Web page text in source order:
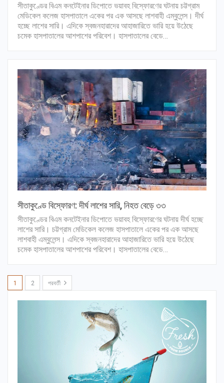
সীতাকুণ্ডের বিএম কনটেইনার ডিপোতে ভয়াবহ বিস্ফোরণের ঘটনায় চট্টগ্রাম
মেডিকেল কলেজ হাসপাতালে একের পর এক আসছে লাশবাহী এম্বুলেন্স। দীর্ঘ
হচ্ছে লাশের সারি। এদিকে স্বজনহারাদের আহাজারিতে ভারি হয়ে উঠেছে
চমেক হাসপাতালের আশপাশের পরিবেশ। হাসপাতালের বেডে…
সীতাকুণ্ডে বিস্ফোরণ: দীর্ঘ লাশের সারি, নিহত বেড়ে ৩৩
সীতাকুণ্ডের বিএম কনটেইনার ডিপোতে ভয়াবহ বিস্ফোরণের ঘটনায় দীর্ঘ হচ্ছে
লাশের সারি। চট্টগ্রাম মেডিকেল কলেজ হাসপাতালে একের পর এক আসছে
লাশবাহী এম্বুলেন্স। এদিকে স্বজনহারাদের আহাজারিতে ভারি হয়ে উঠেছে
চমেক হাসপাতালের আশপাশের পরিবেশ। হাসপাতালের বেডে…
1 2 পরবর্তী